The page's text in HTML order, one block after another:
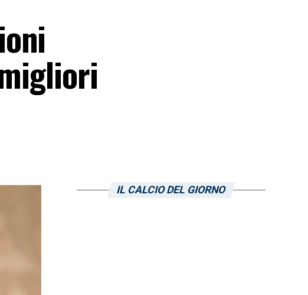
IL CALCIO DEL GIORNO